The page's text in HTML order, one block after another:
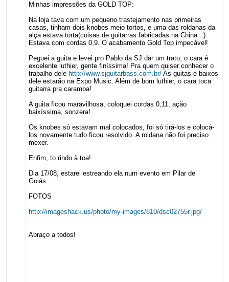
Minhas impressões da GOLD TOP:
Na loja tava com um pequeno trastejamento nas primeiras
casas, tinham dois knobes meio tortos, e uma das roldanas da
alça estava torta(coisas de guitarras fabricadas na China...).
Estava com cordas 0,9. O acabamento Gold Top impecável!
Peguei a guita e levei pro Pablo da SJ dar um trato, o cara é
excelente luthier, gente finíssima! Pra quem quiser conhecer o
trabalho dele http://www.sjguitarbass.com.br/As guitas e baixos
dele estarão na Expo Music. Além de bom luthier, o cara toca
guitarra pra caramba!
A guita ficou maravilhosa, coloquei cordas 0,11, ação
baixíssima, sonzera!
Os knobes só estavam mal colocados, foi só tirá-los e colocá-
los novamente tudo ficou resolvido. A roldana não foi preciso
mexer.
Enfim, to rindo à toa!
Dia 17/08, estarei estreando ela num evento em Pilar de
Goiás...
FOTOS
http://imageshack.us/photo/my-images/810/dsc02755r.jpg/
Abraço a todos!